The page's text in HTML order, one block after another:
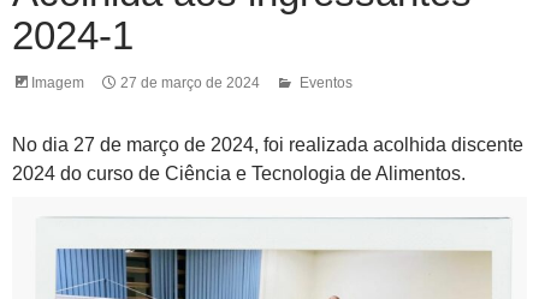
2024-1
Imagem 27 de março de 2024 Eventos
No dia 27 de março de 2024, foi realizada acolhida discente
2024 do curso de Ciência e Tecnologia de Alimentos.